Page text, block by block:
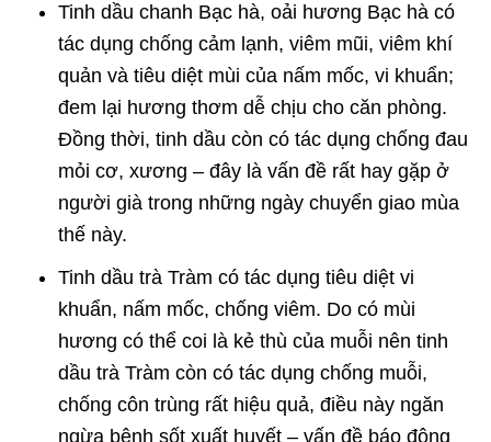
Tinh dầu chanh Bạc hà, oải hương Bạc hà có
tác dụng chống cảm lạnh, viêm mũi, viêm khí
quản và tiêu diệt mùi của nấm mốc, vi khuẩn;
đem lại hương thơm dễ chịu cho căn phòng.
Đồng thời, tinh dầu còn có tác dụng chống đau
mỏi cơ, xương – đây là vấn đề rất hay gặp ở
người già trong những ngày chuyển giao mùa
thế này.
Tinh dầu trà Tràm có tác dụng tiêu diệt vi
khuẩn, nấm mốc, chống viêm. Do có mùi
hương có thể coi là kẻ thù của muỗi nên tinh
dầu trà Tràm còn có tác dụng chống muỗi,
chống côn trùng rất hiệu quả, điều này ngăn
ngừa bệnh sốt xuất huyết – vấn đề báo động